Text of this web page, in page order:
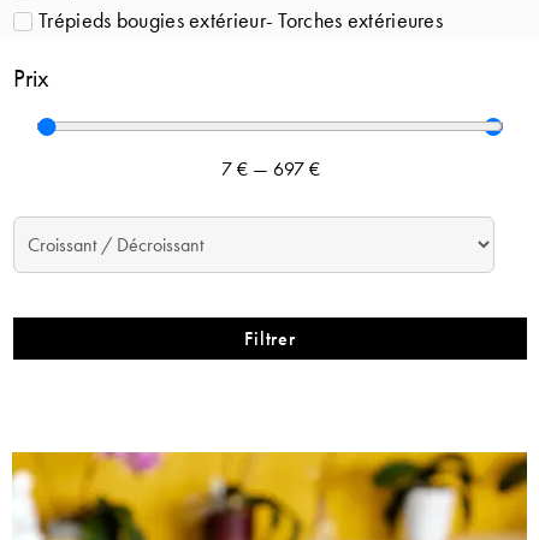
Trépieds bougies extérieur- Torches extérieures
Prix
7 €— 697 €
Filtrer